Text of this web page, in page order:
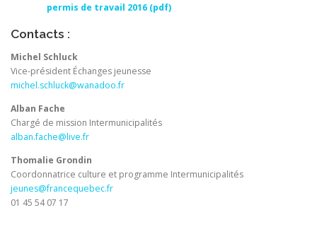
permis de travail 2016 (pdf)
Contacts :
Michel Schluck
Vice-président Échanges jeunesse
michel.schluck@wanadoo.fr
Alban Fache
Chargé de mission Intermunicipalités
alban.fache@live.fr
Thomalie Grondin
Coordonnatrice culture et programme Intermunicipalités
jeunes@francequebec.fr
01 45 54 07 17